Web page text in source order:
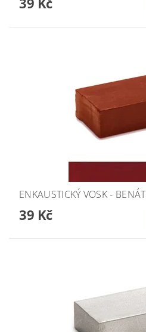
ENKAUSTICKÝ VOSK -
39 Kč